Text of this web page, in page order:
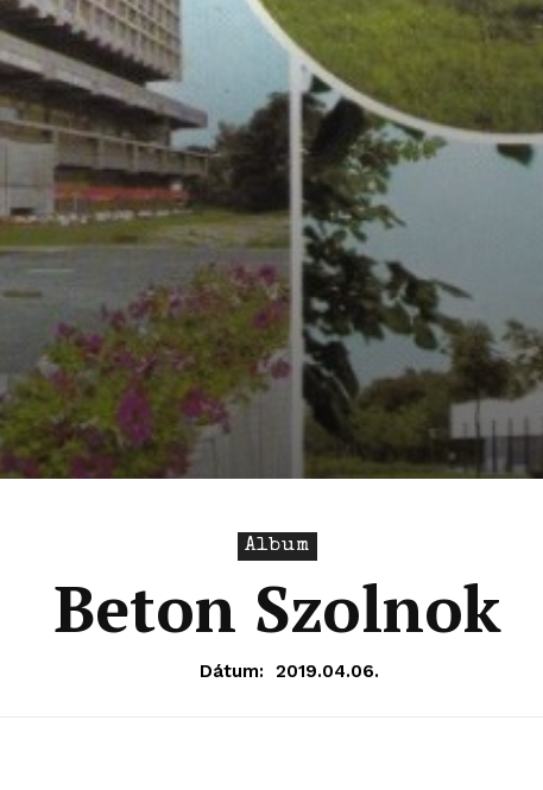
Album
Beton Szolnok
Dátum: 2019.04.06.